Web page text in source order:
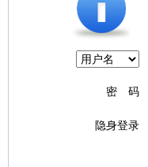
密 码
隐身登录